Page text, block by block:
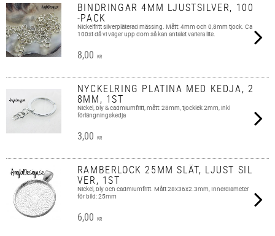
BINDRINGAR 4MM LJUSTSILVER, 100
-PACK
Nickelfritt silverpläterad mässing. Mått: 4mm och 0,8mm tjock. Ca
100st då vi väger upp dom så kan antalet variera lite.
8,00 KR
NYCKELRING PLATINA MED KEDJA, 2
8MM, 1ST
Nickel, bly & cadmiumfritt, mått: 28mm, tjocklek 2mm, inkl
förlängningskedja
3,00 KR
RAMBERLOCK 25MM SLÄT, LJUST SIL
VER, 1ST
Nickel, bly och cadmiumfritt. Mått 28x36x2.3mm, Innerdiameter
för bild: 25mm
6,00 KR